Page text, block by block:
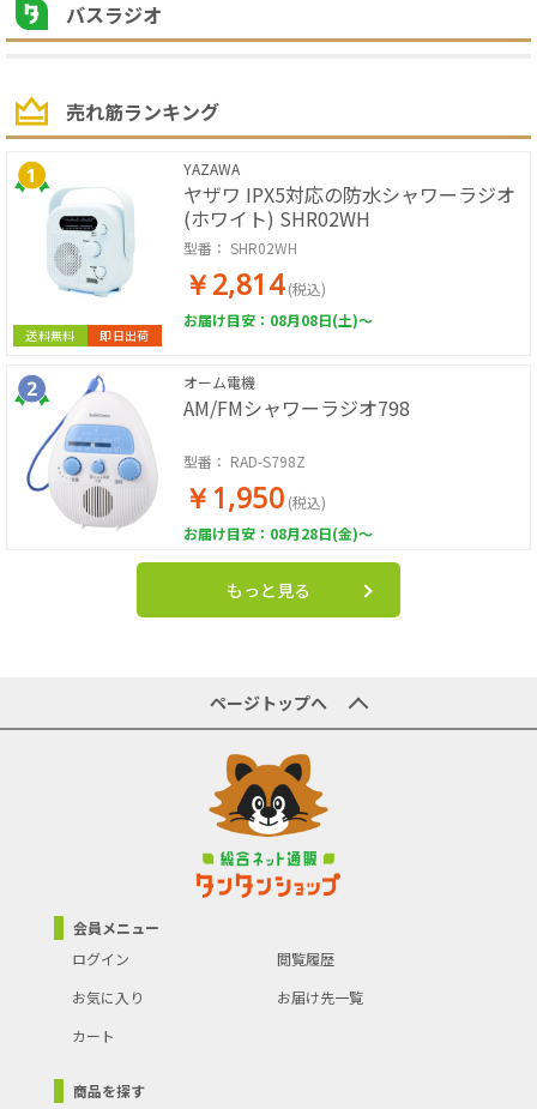
バスラジオ
売れ筋ランキング
送料無料 即日出荷
YAZAWA
ヤザワ IPX5対応の防水シャワーラジオ
(ホワイト) SHR02WH
型番： SHR02WH
￥2,814 (税込)
お届け目安：08月08日(土)～
オーム電機
AM/FMシャワーラジオ798
型番： RAD-S798Z
￥1,950 (税込)
お届け目安：08月28日(金)～
もっと見る
ページトップへ
会員メニュー
ログイン
閲覧履歴
お気に入り
お届け先一覧
カート
商品を探す